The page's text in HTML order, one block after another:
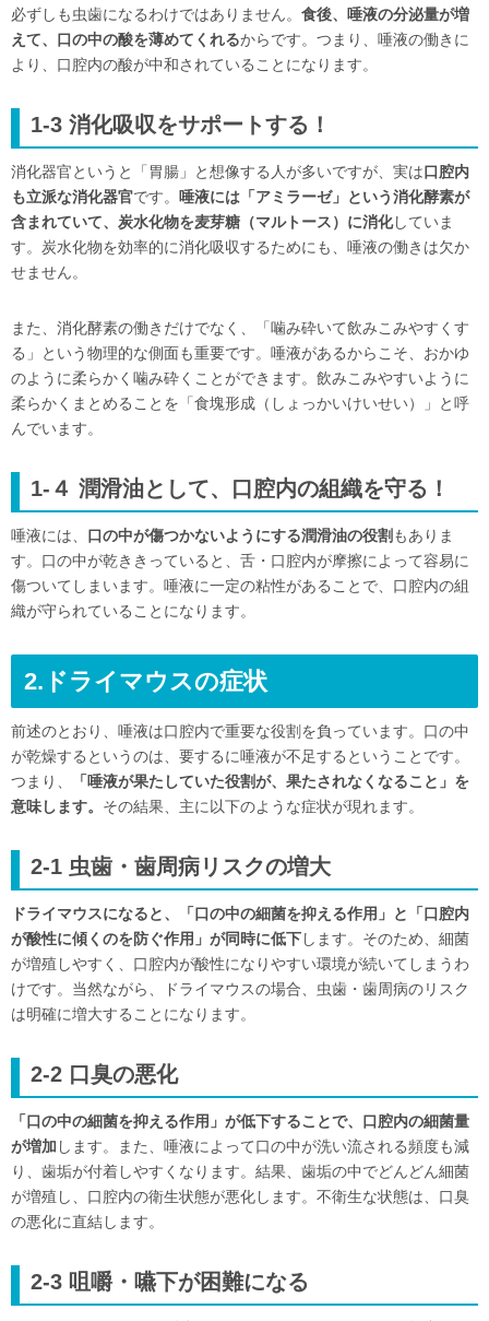
必ずしも虫歯になるわけではありません。 食後、唾液の分泌量が増
えて、口の中の酸を薄めてくれるからです。つまり、唾液の働きに
より、口腔内の酸が中和されていることになります。
1-3 消化吸収をサポートする！
消化器官というと「胃腸」と想像する人が多いですが、実は口腔内
も立派な消化器官です。 唾液には「アミラーゼ」という消化酵素が
含まれていて、炭水化物を麦芽糖（マルトース）に消化していま
す。炭水化物を効率的に消化吸収するためにも、唾液の働きは欠か
せません。
また、消化酵素の働きだけでなく、「噛み砕いて飲みこみやすくす
る」という物理的な側面も重要です。唾液があるからこそ、おかゆ
のように柔らかく噛み砕くことができます。飲みこみやすいように
柔らかくまとめることを「食塊形成（しょっかいけいせい）」と呼
んでいます。
1-４ 潤滑油として、口腔内の組織を守る！
唾液には、 口の中が傷つかないようにする潤滑油の役割 もありま
す。口の中が乾ききっていると、舌・口腔内が摩擦によって容易に
傷ついてしまいます。唾液に一定の粘性があることで、口腔内の組
織が守られていることになります。
2.ドライマウスの症状
前述のとおり、唾液は口腔内で重要な役割を負っています。口の中
が乾燥するというのは、要するに唾液が不足するということです。
つまり、
「唾液が果たしていた役割が、果たされなくなること」を
意味します。 その結果、主に以下のような症状が現れます。
2-1 虫歯・歯周病リスクの増大
ドライマウスになると、「口の中の細菌を抑える作用」と「口腔内
が酸性に傾くのを防ぐ作用」が同時に低下します。そのため、細菌
が増殖しやすく、口腔内が酸性になりやすい環境が続いてしまうわ
けです。当然ながら、ドライマウスの場合、虫歯・歯周病のリスク
は明確に増大することになります。
2-2 口臭の悪化
「口の中の細菌を抑える作用」が低下することで、口腔内の細菌量
が増加 します。また、唾液によって口の中が洗い流される頻度も減
り、歯垢が付着しやすくなります。結果、歯垢の中でどんどん細菌
が増殖し、口腔内の衛生状態が悪化します。不衛生な状態は、口臭
の悪化に直結します。
2-3 咀嚼・嚥下が困難になる